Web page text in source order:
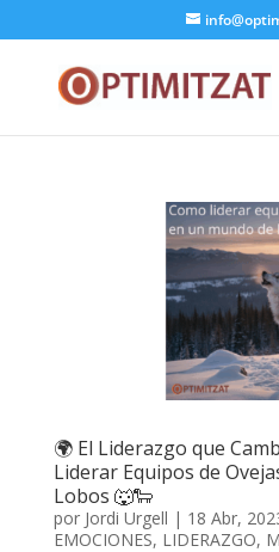
🌍 El Liderazgo que
Liderar Equipos de
Lobos 🐺🐑
por Jordi Urgell | 18 Abr,
EMOCIONES, LIDERAZGO,